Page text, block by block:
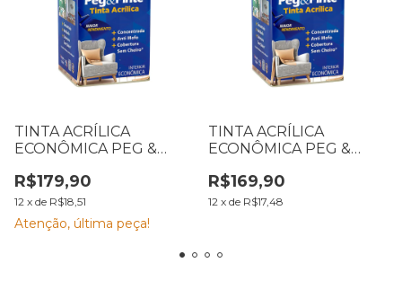
TINTA ACRÍLICA
ECONÔMICA PEG &
PROFUNDO
R$179,90
12 x de R$18,51
Atenção, última peça!
TINTA ACRÍLICA
ECONÔMICA PEG &
NEVE
R$169,90
12 x de R$17,48